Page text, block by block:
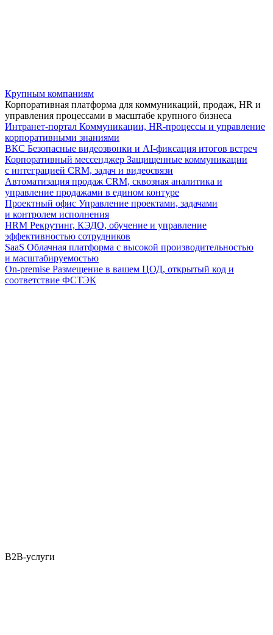
Крупным компаниям
Корпоративная платформа для коммуникаций, продаж, HR и
управления процессами в масштабе крупного бизнеса
Интранет-портал Коммуникации, HR-процессы и управление
корпоративными знаниями
ВКС Безопасные видеозвонки и AI-фиксация итогов встреч
Корпоративный мессенджер Защищенные коммуникации
с интеграцией CRM, задач и видеосвязи
Автоматизация продаж CRM, сквозная аналитика и
управление продажами в едином контуре
Проектный офис Управление проектами, задачами
и контролем исполнения
HRM Рекрутинг, КЭДО, обучение и управление
эффективностью сотрудников
SaaS Облачная платформа с высокой производительностью
и масштабируемостью
On-premise Размещение в вашем ЦОД, открытый код и
соответствие ФСТЭК
B2B-услуги